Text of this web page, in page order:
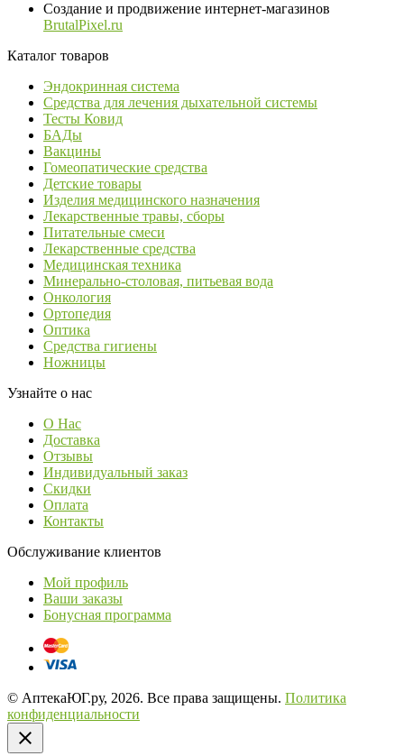
Создание и продвижение интернет-магазинов
BrutalPixel.ru
Каталог товаров
Эндокринная система
Средства для лечения дыхательной системы
Тесты Ковид
БАДы
Вакцины
Гомеопатические средства
Детские товары
Изделия медицинского назначения
Лекарственные травы, сборы
Питательные смеси
Лекарственные средства
Медицинская техника
Минерально-столовая, питьевая вода
Онкология
Ортопедия
Оптика
Средства гигиены
Ножницы
Узнайте о нас
О Нас
Доставка
Отзывы
Индивидуальный заказ
Скидки
Оплата
Контакты
Обслуживание клиентов
Мой профиль
Ваши заказы
Бонусная программа
© АптекаЮГ.ру, 2026. Все права защищены. Политика
конфиденциальности